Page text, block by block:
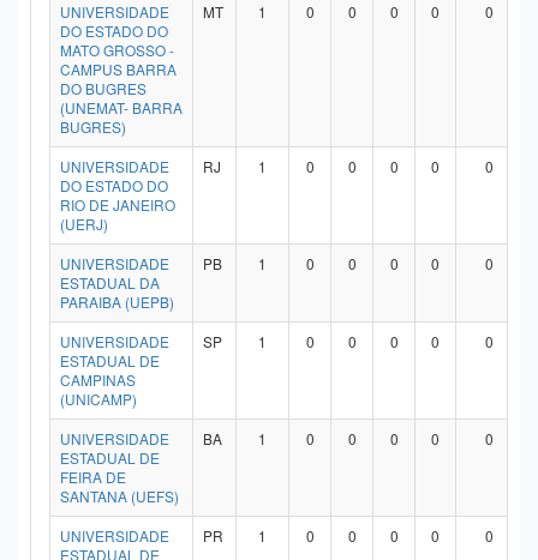
UNIVERSIDADE
DO ESTADO DO
MATO GROSSO -
CAMPUS BARRA
DO BUGRES
(UNEMAT- BARRA
BUGRES)
MT 1 0 0 0 0 0
UNIVERSIDADE
DO ESTADO DO
RIO DE JANEIRO
(UERJ)
RJ 1 0 0 0 0 0
UNIVERSIDADE
ESTADUAL DA
PARAIBA (UEPB)
PB 1 0 0 0 0 0
UNIVERSIDADE
ESTADUAL DE
CAMPINAS
(UNICAMP)
SP 1 0 0 0 0 0
UNIVERSIDADE
ESTADUAL DE
FEIRA DE
SANTANA (UEFS)
BA 1 0 0 0 0 0
UNIVERSIDADE
ESTADUAL DE
PR 1 0 0 0 0 0